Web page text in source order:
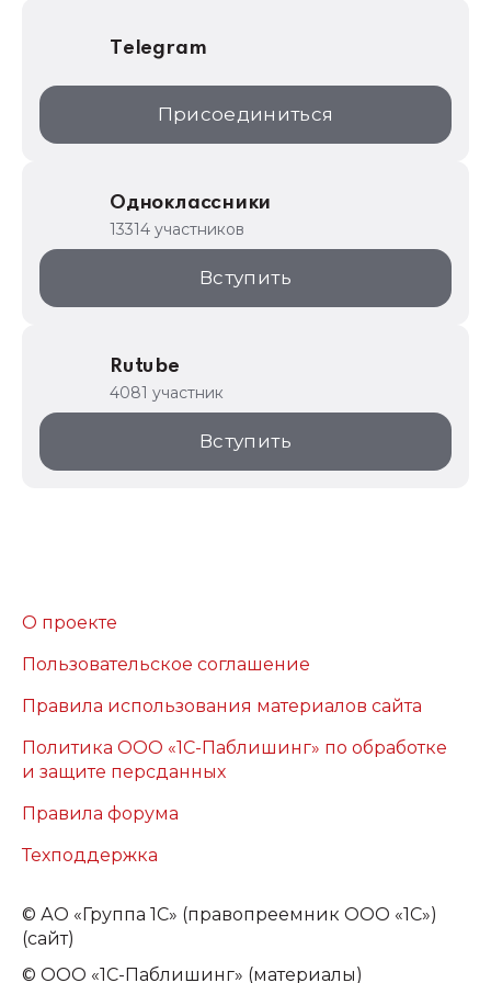
Telegram
Присоединиться
Одноклассники
13314 участников
Вступить
Rutube
4081 участник
Вступить
О проекте
Пользовательское соглашение
Правила использования материалов сайта
Политика ООО «1С-Паблишинг» по обработке
и защите персданных
Правила форума
Техподдержка
© АО «Группа 1С» (правопреемник ООО «1С»)
(сайт)
© ООО «1С-Паблишинг» (материалы)